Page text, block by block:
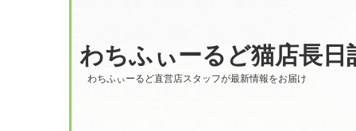
わちふぃーるど猫店長日
わちふぃーるど直営店スタッフが最新情報をお届け